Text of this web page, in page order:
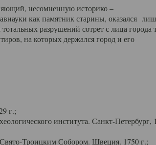
несомненную историко –
как памятник старины, оказался
разрушений сотрет с лица города
на которых держался город и его
г.;
института. Санкт-Петербург,
Троицким Собором. Швеция. 1750 г.;